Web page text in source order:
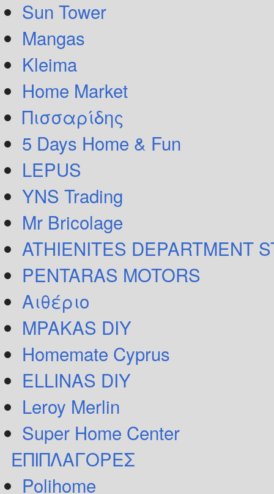
Sun Tower
Mangas
Kleima
Home Market
Πισσαρίδης
5 Days Home & Fun
LEPUS
YNS Trading
Mr Bricolage
ATHIENITES DEPARTMENT
PENTARAS MOTORS
Αιθέριο
MPAKAS DIY
Homemate Cyprus
ELLINAS DIY
Leroy Merlin
Super Home Center
ΕΠΙΠΛΑΓΟΡΕΣ
Polihome